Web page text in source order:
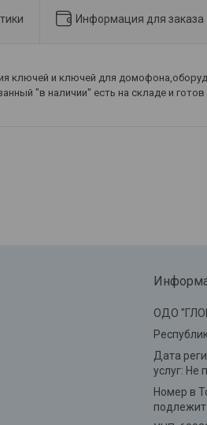
Информация для заказа
ключей и ключей для
"в наличии" есть на складе и
ОДО
Дата
услуг: Не
Номер в
подлежит